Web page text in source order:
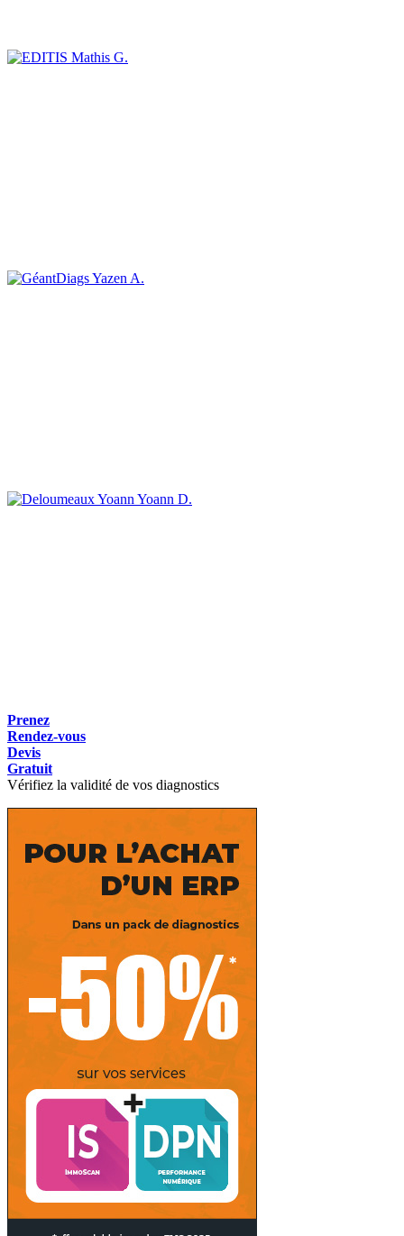
Mathis G.
Yazen A.
Yoann D.
Prenez
Rendez-vous
Devis
Gratuit
Vérifiez la validité de vos diagnostics